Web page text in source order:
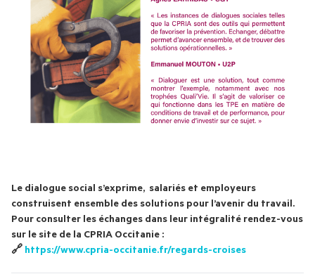
Le dialogue social s’exprime,  salariés et employeurs
construisent ensemble des solutions pour l’avenir du travail.
Pour consulter les échanges dans leur intégralité rendez-vous
sur le site de la CPRIA Occitanie :
🔗 https://www.cpria-occitanie.fr/regards-croises